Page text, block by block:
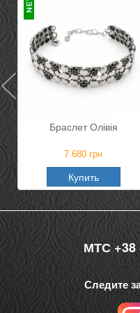
Браслет Олівія
7 680 грн
Купить
МТС +38
Следите